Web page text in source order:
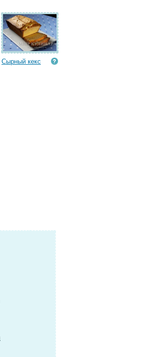
Сырный кекс